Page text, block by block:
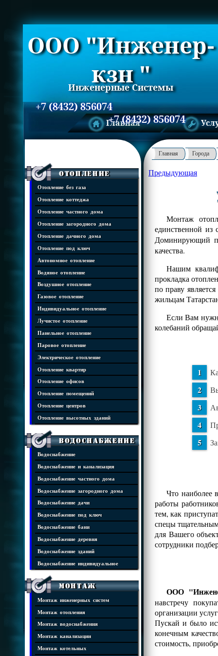
ООО "Инженер-
кзн "
Инженерные Системы
+7 (8432) 856074
+7 (8432) 856074
Главная
Отопление
Отопление без газа
Отопление коттеджа
Отопление частного дома
Отопление загородного дома
Отопление дачного дома
Отопление под ключ
Автономное отопление
Водяное отопление
Воздушное отопление
Газовое отопление
Индивидуальное отопление
Лучистое отопление
Панельное отопление
Паровое отопление
Электрическое отопление
Отопление квартир
Отопление офисов
Отопление помещений
Отопление центров
Отопление высотных зданий
Водоснабжение
Водоснабжение
Водоснабжение и канализация
Водоснабжение частного дома
Водоснабжение загородного дома
Водоснабжение дачи
Водоснабжение под ключ
Водоснабжение бани
Водоснабжение деревня
Водоснабжение зданий
Водоснабжение индивидуальное
Монтаж
Монтаж инженерных систем
Монтаж отопления
Монтаж водоснабжения
Монтаж канализации
Монтаж котельных
Главная Города
Предыдующая
Монтаж
единственной из
Доминирующий
качества.
Нашим
прокладка
по праву
жильцам
Если Вам
колебаний
Что наиболее
работы
тем, как
спецы
для Вашего
сотрудники
ООО
навстречу
организации
Пускай и было
конечным
стоимость,